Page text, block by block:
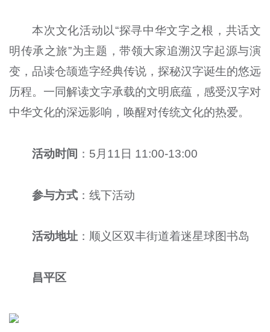
本次文化活动以“探寻中华文字之根，共话文
明传承之旅”为主题，带领大家追溯汉字起源与演
变，品读仓颉造字经典传说，探秘汉字诞生的悠远
历程。一同解读文字承载的文明底蕴，感受汉字对
中华文化的深远影响，唤醒对传统文化的热爱。
活动时间 ：5月11日 11:00-13:00
参与方式 ：线下活动
活动地址 ：顺义区双丰街道着迷星球图书岛
昌平区